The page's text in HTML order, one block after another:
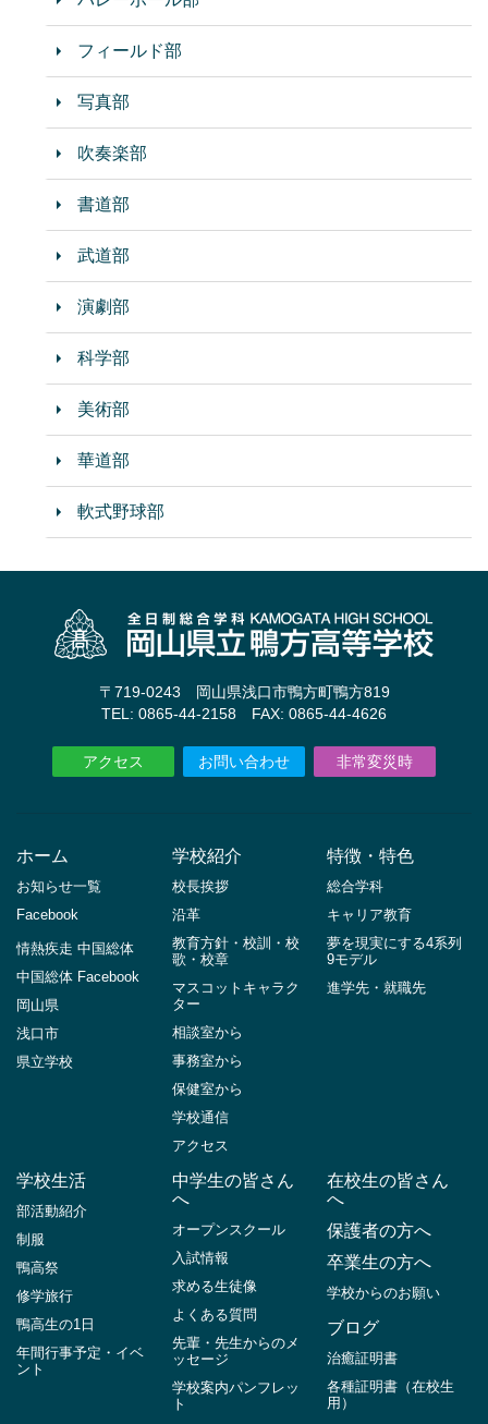
フィールド部
写真部
吹奏楽部
書道部
武道部
演劇部
科学部
美術部
華道部
軟式野球部
〒719-0243 岡山県浅口市鴨方町鴨方819
TEL: 0865-44-2158 FAX: 0865-44-4626
アクセス お問い合わせ 非常変災時
ホーム
お知らせ一覧
Facebook
情熱疾走 中国総体
中国総体 Facebook
岡山県
浅口市
県立学校
学校紹介
校長挨拶
沿革
教育方針・校訓・校
歌・校章
マスコットキャラク
ター
相談室から
事務室から
保健室から
学校通信
アクセス
特徴・特色
総合学科
キャリア教育
夢を現実にする4系列
9モデル
進学先・就職先
学校生活
部活動紹介
制服
鴨高祭
修学旅行
鴨高生の1日
年間行事予定・イベ
ント
中学生の皆さん
へ
オープンスクール
入試情報
求める生徒像
よくある質問
先輩・先生からのメ
ッセージ
学校案内パンフレッ
ト
在校生の皆さん
へ
保護者の方へ
卒業生の方へ
学校からのお願い
ブログ
治癒証明書
各種証明書（在校生
用）